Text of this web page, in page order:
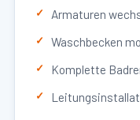
Armaturen
Waschbecken
Komplette